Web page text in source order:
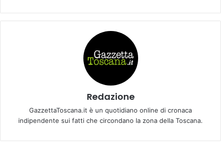
Redazione
GazzettaToscana.it è un quotidiano online di cronaca
indipendente sui fatti che circondano la zona della Toscana.